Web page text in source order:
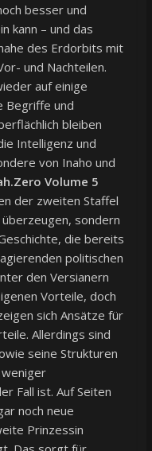
besser und
kann – und das
des Erdorbits mit
und Nachteilen.
auf einige
Begriffe und
bleiben
Intelligenz und
von Inaho und
Volume 5
der zweiten Staffel
überzeugen, sondern
die bereits
politischen
den Versianern
Vorteile, doch
sich Ansätze für
Allerdings sind
seine Strukturen
Fall ist. Auf Seiten
noch neue
Prinzessin